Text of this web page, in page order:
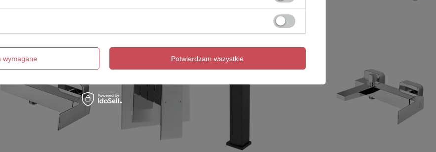
wymagane Potwierdzam wszystkie